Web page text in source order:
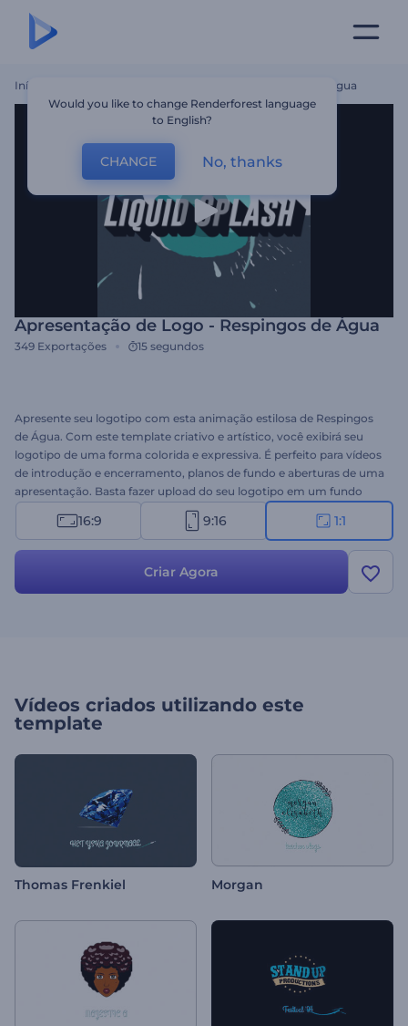
Início Apresentação De Logo - Respingos De Água
Apresentação de Logo - Respingos de Água
349 Exportações 15 segundos
Apresente seu logotipo com esta animação estilosa de Respingos
de Água. Com este template criativo e artístico, você exibirá seu
logotipo de uma forma colorida e expressiva. É perfeito para vídeos
de introdução e encerramento, planos de fundo e aberturas de uma
apresentação. Basta fazer upload do seu logotipo em um fundo
transparente e nós cuidaremos do restante. Experimente hoje
gratuitamente!
16:9 9:16 1:1
Criar Agora
Vídeos criados utilizando este
template
Thomas Frenkiel Morgan
Would you like to change Renderforest language
to English?
CHANGE No, thanks